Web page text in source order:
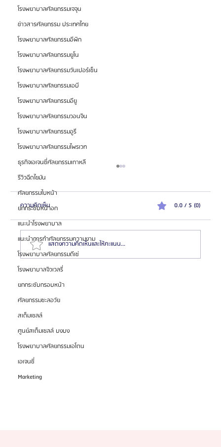
โรงพยาบาลศัลยกรรมเจจุน
ข่าวสารศัลยกรรม ประเทศไทย
โรงพยาบาลศัลยกรรมอีพิก
โรงพยาบาลศัลยกรรมยูโน
โรงพยาบาลศัลยกรรมวันเปอร์เซ็น
โรงพยาบาลศัลยกรรมเอบี
โรงพยาบาลศัลยกรรมอียู
โรงพยาบาลศัลยกรรมวอนจิน
โรงพยาบาลศัลยกรรมอูรี
โรงพยาบาลศัลยกรรมไพรเวท
ธุรกิจเอเจนซี่ศัลยกรรมเกาหลี
รีวิวฉีดไขมัน
ศัลยกรรมใบหน้า
ยกกระชับหน้าอก
แนะนำโรงพยาบาล
แนะนำการทำศัลยกรรมความงาม
โรงพยาบาลศัลยกรรมดีเซ่
โรงพยาบาลจิวเวลรี่
ยกกระชับกรอบหน้า
ศัลยกรรมชะลอวัย
สเต็มเซลล์
ศูนย์สเต็มเซลล์ บงบง
โรงพยาบาลศัลยกรรมเอโตน
เอเจนซี่
Marketing
รีวิวต้องทำตาสองชั้นที่บาโนบากิ (Banobagi) สวยเป๊ะทุก
มุมแน่นอน!
ความคิดเห็น 0.0 / 5 (0)
แสดงความคิดเห็นและให้คะแนน...